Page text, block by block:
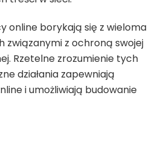
online borykają się z wieloma
związanymi z ochroną swojej
Rzetelne zrozumienie tych
działania zapewniają
i umożliwiają budowanie